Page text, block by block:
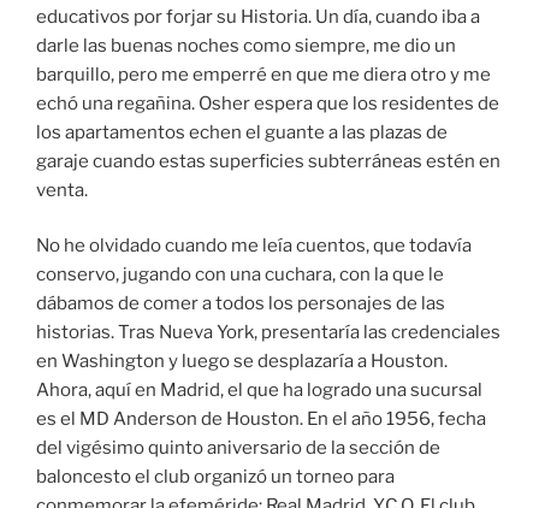
educativos por forjar su Historia. Un día, cuando iba a
darle las buenas noches como siempre, me dio un
barquillo, pero me emperré en que me diera otro y me
echó una regañina. Osher espera que los residentes de
los apartamentos echen el guante a las plazas de
garaje cuando estas superficies subterráneas estén en
venta.
No he olvidado cuando me leía cuentos, que todavía
conservo, jugando con una cuchara, con la que le
dábamos de comer a todos los personajes de las
historias. Tras Nueva York, presentaría las credenciales
en Washington y luego se desplazaría a Houston.
Ahora, aquí en Madrid, el que ha logrado una sucursal
es el MD Anderson de Houston. En el año 1956, fecha
del vigésimo quinto aniversario de la sección de
baloncesto el club organizó un torneo para